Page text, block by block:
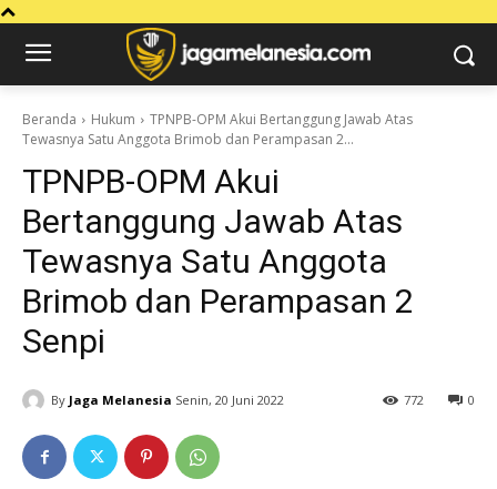
Beranda Hukum
TPNPB-OPM Akui Bertanggung Jawab Atas
Tewasnya Satu Anggota Brimob dan Perampasan 2...
TPNPB-OPM Akui
Bertanggung Jawab Atas
Tewasnya Satu Anggota
Brimob dan Perampasan 2
Senpi
By Jaga Melanesia Senin, 20 Juni 2022 0
772